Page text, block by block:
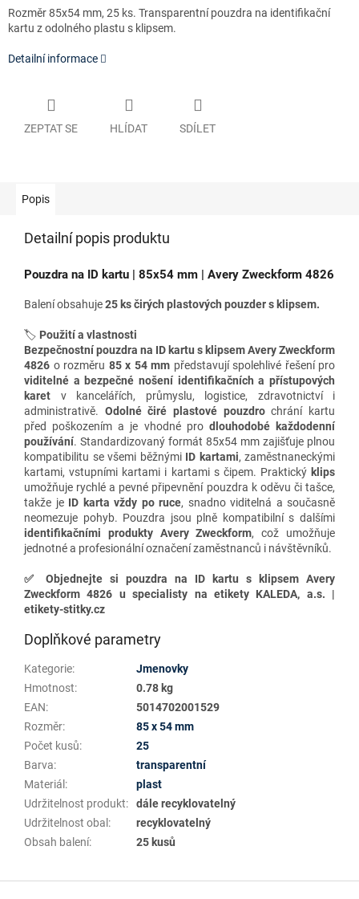
Rozměr 85x54 mm, 25 ks. Transparentní pouzdra na identifikační
kartu z odolného plastu s klipsem.
Detailní informace
ZEPTAT SE HLÍDAT SDÍLET
Popis
Detailní popis produktu
Pouzdra na ID kartu | 85x54 mm | Avery Zweckform 4826
Balení obsahuje25 ks čirých plastových pouzder s klipsem.
🏷️ Použití a vlastnosti
Bezpečnostní pouzdra na ID kartu s klipsem Avery Zweckform
4826 o rozměru 85 x 54 mm představují spolehlivé řešení pro
viditelné a bezpečné nošení identifikačních a přístupových
karet v kancelářích, průmyslu, logistice, zdravotnictví i
administrativě. Odolné čiré plastové pouzdrochrání kartu
před poškozením a je vhodné pro dlouhodobé každodenní
používání. Standardizovaný formát 85x54 mm zajišťuje plnou
kompatibilitu se všemi běžnými ID kartami, zaměstnaneckými
kartami, vstupními kartami i kartami s čipem. Praktický klips
umožňuje rychlé a pevné připevnění pouzdra k oděvu či tašce,
takže je ID karta vždy po ruce, snadno viditelná a současně
neomezuje pohyb. Pouzdra jsou plně kompatibilní s dalšími
identifikačními produkty Avery Zweckform, což umožňuje
jednotné a profesionální označení zaměstnanců i návštěvníků.
✅ Objednejte si pouzdra na ID kartu s klipsem Avery
Zweckform 4826 u specialisty na etikety KALEDA, a.s. |
etikety-stitky.cz
Doplňkové parametry
Kategorie:
Jmenovky
Hmotnost:
0.78 kg
EAN:
5014702001529
Rozměr:
85 x 54 mm
Počet kusů:
25
Barva:
transparentní
Materiál :
plast
Udržitelnost produkt:
dále recyklovatelný
Udržitelnost obal :
recyklovatelný
Obsah balení: 25 kusů